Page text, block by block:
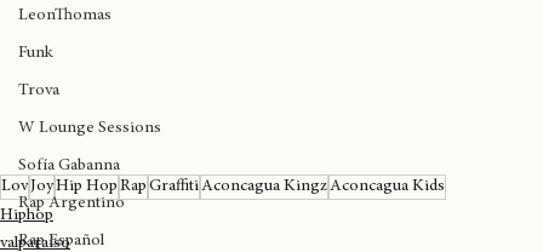
Ovalle
LeonThomas
Funk
Trova
W Lounge Sessions
Sofía Gabanna
Rap Argentino
LovJoy
Hiphop